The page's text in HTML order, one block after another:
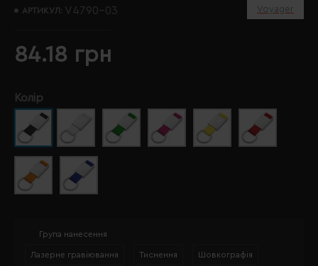
АРТИКУЛ: V4790-03 Voyager
84.18 грн
Колір
Група нанесення
Лазерне гравіювання Тиснення Шовкографія